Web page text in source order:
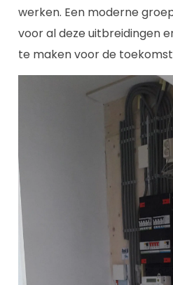
werken. Een moderne
voor al deze uitbreidingen
te maken voor de